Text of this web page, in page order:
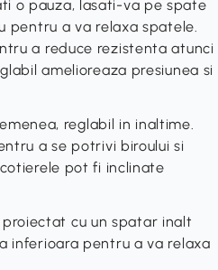
o pauza, lasati-va pe spate
pentru a va relaxa spatele.
a reduce rezistenta atunci
amelioreaza presiunea si
reglabil in inaltime.
a se potrivi biroului si
pot fi inclinate
proiectat cu un spatar inalt
inferioara pentru a va relaxa